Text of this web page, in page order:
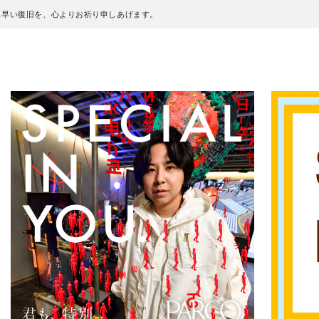
い復旧を、心よりお祈り申しあげます。